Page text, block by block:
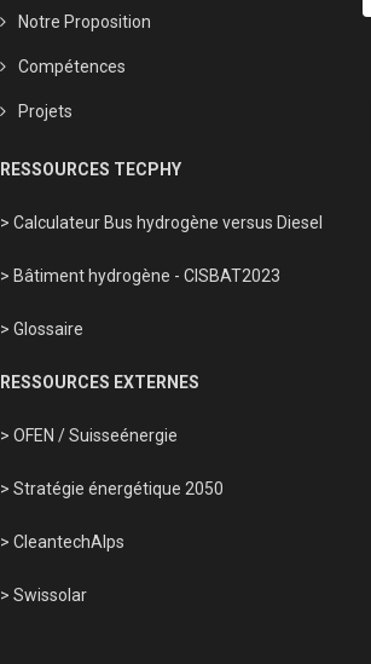
Notre Proposition
Compétences
Projets
RESSOURCES TECPHY
> Calculateur Bus hydrogène versus Diesel
> Bâtiment hydrogène - CISBAT2023
> Glossaire
RESSOURCES EXTERNES
> OFEN /Suisseénergie
> Stratégie énergétique 2050
> CleantechAlps
> Swissolar